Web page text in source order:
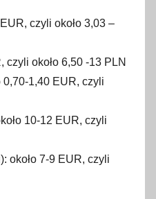
czyli około 3,03 –
czyli około 6,50 -13 PLN
0,70-1,40 EUR, czyli
10-12 EUR, czyli
około 7-9 EUR, czyli